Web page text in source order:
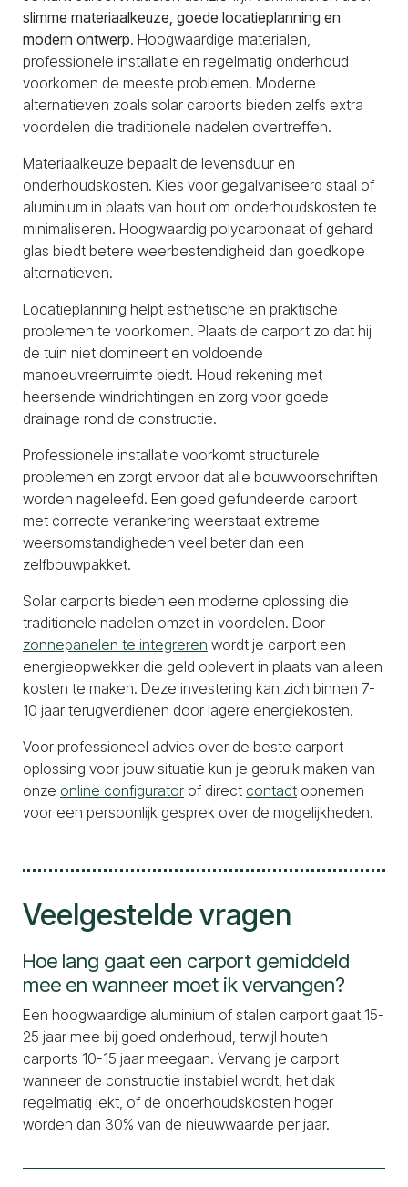
slimme materiaalkeuze, goede locatieplanning en
modern ontwerp. Hoogwaardige materialen,
professionele installatie en regelmatig onderhoud
voorkomen de meeste problemen. Moderne
alternatieven zoals solar carports bieden zelfs extra
voordelen die traditionele nadelen overtreffen.
Materiaalkeuze bepaalt de levensduur en
onderhoudskosten. Kies voor gegalvaniseerd staal of
aluminium in plaats van hout om onderhoudskosten te
minimaliseren. Hoogwaardig polycarbonaat of gehard
glas biedt betere weerbestendigheid dan goedkope
alternatieven.
Locatieplanning helpt esthetische en praktische
problemen te voorkomen. Plaats de carport zo dat hij
de tuin niet domineert en voldoende
manoeuvreerruimte biedt. Houd rekening met
heersende windrichtingen en zorg voor goede
drainage rond de constructie.
Professionele installatie voorkomt structurele
problemen en zorgt ervoor dat alle bouwvoorschriften
worden nageleefd. Een goed gefundeerde carport
met correcte verankering weerstaat extreme
weersomstandigheden veel beter dan een
zelfbouwpakket.
Solar carports bieden een moderne oplossing die
traditionele nadelen omzet in voordelen. Door
zonnepanelen te integreren wordt je carport een
energieopwekker die geld oplevert in plaats van alleen
kosten te maken. Deze investering kan zich binnen 7-
10 jaar terugverdienen door lagere energiekosten.
Voor professioneel advies over de beste carport
oplossing voor jouw situatie kun je gebruik maken van
onze online configurator of direct contact opnemen
voor een persoonlijk gesprek over de mogelijkheden.
Veelgestelde vragen
Hoe lang gaat een carport gemiddeld
mee en wanneer moet ik vervangen?
Een hoogwaardige aluminium of stalen carport gaat 15-
25 jaar mee bij goed onderhoud, terwijl houten
carports 10-15 jaar meegaan. Vervang je carport
wanneer de constructie instabiel wordt, het dak
regelmatig lekt, of de onderhoudskosten hoger
worden dan 30% van de nieuwwaarde per jaar.